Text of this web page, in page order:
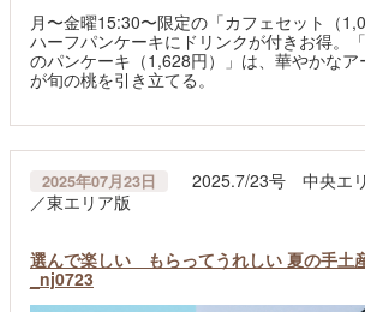
月〜金曜15:30〜限定の「カフェセット（
ハーフパンケーキにドリンクが付きお得。
のパンケーキ（1,628円）」は、華やかなア
が旬の桃を引き立てる。
2025年07月23日
2025.7/23号 中央エ
／東エリア版
選んで楽しい もらってうれしい 夏の手土
_nj0723